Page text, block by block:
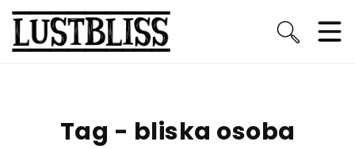
Tag - bliska osoba